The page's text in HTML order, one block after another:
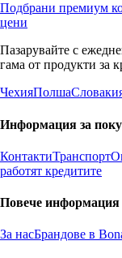
Подбрани премиум
цени
Пазарувайте с
гама от продукти за
ЧехияПолша
Информация за
КонтактиТранспорт
работят кредитите
Повече информация
За насБрандове в